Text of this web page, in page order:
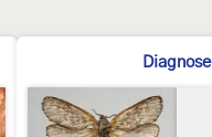
Diagnose